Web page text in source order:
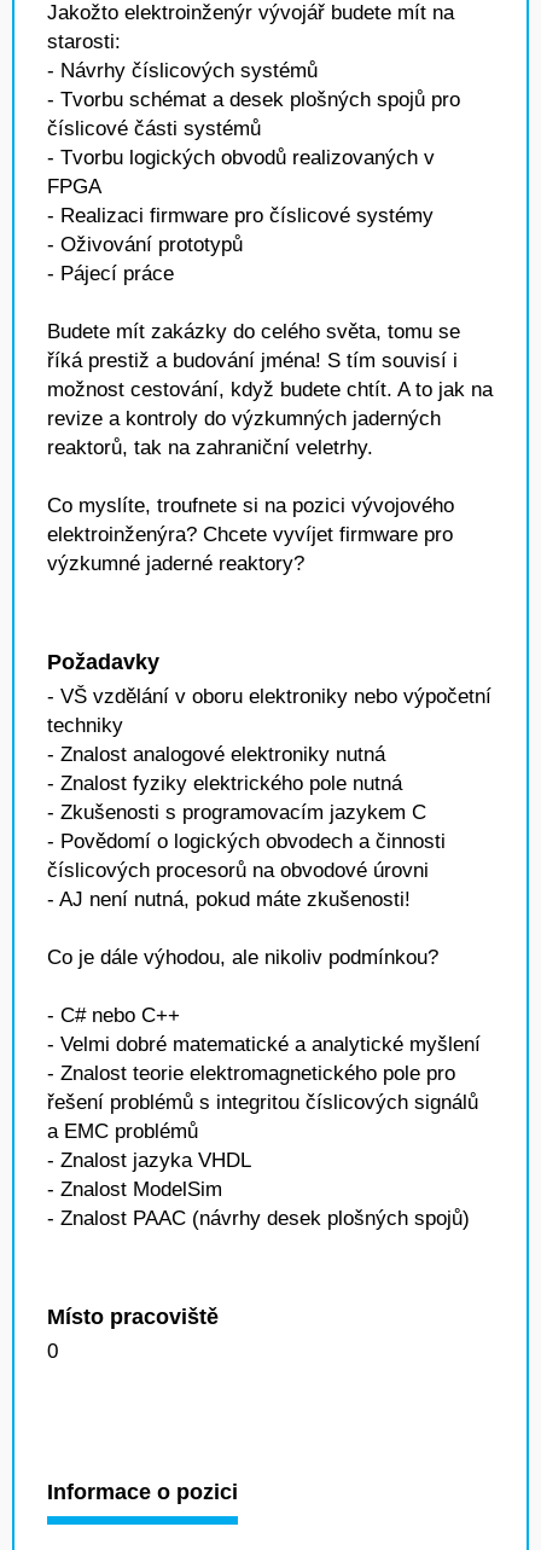
Jakožto elektroinženýr vývojář budete mít na
starosti:
- Návrhy číslicových systémů
- Tvorbu schémat a desek plošných spojů pro
číslicové části systémů
- Tvorbu logických obvodů realizovaných v
FPGA
- Realizaci firmware pro číslicové systémy
- Oživování prototypů
- Pájecí práce
Budete mít zakázky do celého světa, tomu se
říká prestiž a budování jména! S tím souvisí i
možnost cestování, když budete chtít. A to jak na
revize a kontroly do výzkumných jaderných
reaktorů, tak na zahraniční veletrhy.
Co myslíte, troufnete si na pozici vývojového
elektroinženýra? Chcete vyvíjet firmware pro
výzkumné jaderné reaktory?
Požadavky
- VŠ vzdělání v oboru elektroniky nebo výpočetní
techniky
- Znalost analogové elektroniky nutná
- Znalost fyziky elektrického pole nutná
- Zkušenosti s programovacím jazykem C
- Povědomí o logických obvodech a činnosti
číslicových procesorů na obvodové úrovni
- AJ není nutná, pokud máte zkušenosti!
Co je dále výhodou, ale nikoliv podmínkou?
- C# nebo C++
- Velmi dobré matematické a analytické myšlení
- Znalost teorie elektromagnetického pole pro
řešení problémů s integritou číslicových signálů
a EMC problémů
- Znalost jazyka VHDL
- Znalost ModelSim
- Znalost PAAC (návrhy desek plošných spojů)
Místo pracoviště
0
Informace o pozici